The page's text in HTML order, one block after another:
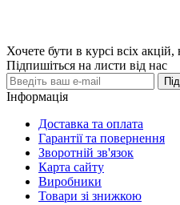
Хочете бути в курсі всіх
Підпишіться на листи від нас
Інформація
Доставка та оплата
Гарантії та повернення
Зворотній зв'язок
Карта сайту
Виробники
Товари зі знижкою